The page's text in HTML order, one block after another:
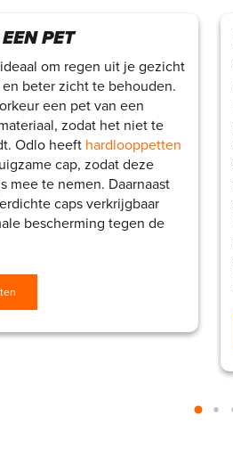
PET
om regen uit je gezicht
beter zicht te behouden.
een pet van een
zodat het niet te
Odlo heeft hardlooppetten
cap, zodat deze
mee te nemen. Daarnaast
caps verkrijgbaar
bescherming tegen de